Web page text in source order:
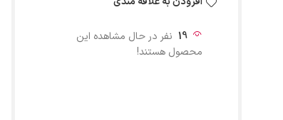
19 نفر در حال مشاهده این
محصول هستند!